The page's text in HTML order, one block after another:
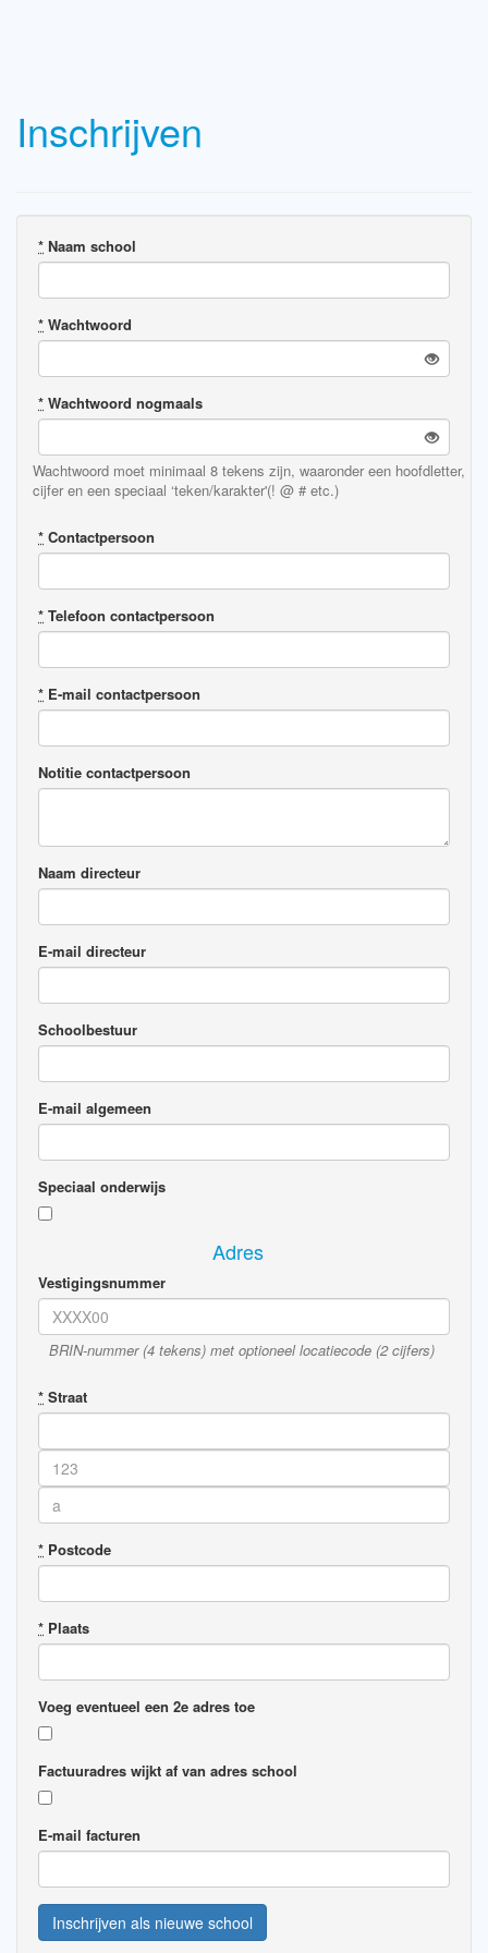
Inschrijven
* Naam school
* Wachtwoord
* Wachtwoord nogmaals
Wachtwoord moet minimaal 8 tekens zijn, waaronder een hoofdletter,
cijfer en een speciaal ‘teken/karakter'(! @ # etc.)
* Contactpersoon
* Telefoon contactpersoon
* E-mail contactpersoon
Notitie contactpersoon
Naam directeur
E-mail directeur
Schoolbestuur
E-mail algemeen
Speciaal onderwijs
Adres
Vestigingsnummer
BRIN-nummer (4 tekens) met optioneel locatiecode (2 cijfers)
* Straat
* Postcode
* Plaats
Voeg eventueel een 2e adres toe
Factuuradres wijkt af van adres school
E-mail facturen